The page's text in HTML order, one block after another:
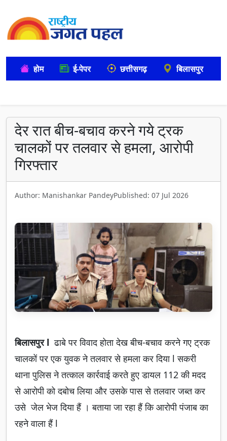
होम ई-पेपर छत्तीसगढ़ बिलासपुर
देर रात बीच-बचाव करने गये ट्रक
चालकों पर तलवार से हमला, आरोपी
गिरफ्तार
Author: Manishankar PandeyPublished: 07 Jul 2026
बिलासपुर l ढाबे पर विवाद होता देख बीच-बचाव करने गए ट्रक
चालकों पर एक युवक ने तलवार से हमला कर दिया l सकरी
थाना पुलिस ने तत्काल कार्रवाई करते हुए डायल 112 की मदद
से आरोपी को दबोच लिया और उसके पास से तलवार जब्त कर
उसे जेल भेज दिया हैं । बताया जा रहा हैं कि आरोपी पंजाब का
रहने वाला हैं l